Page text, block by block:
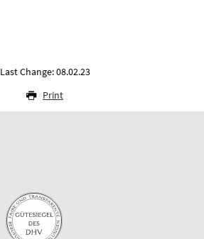
Last Change: 08.02.23
Print